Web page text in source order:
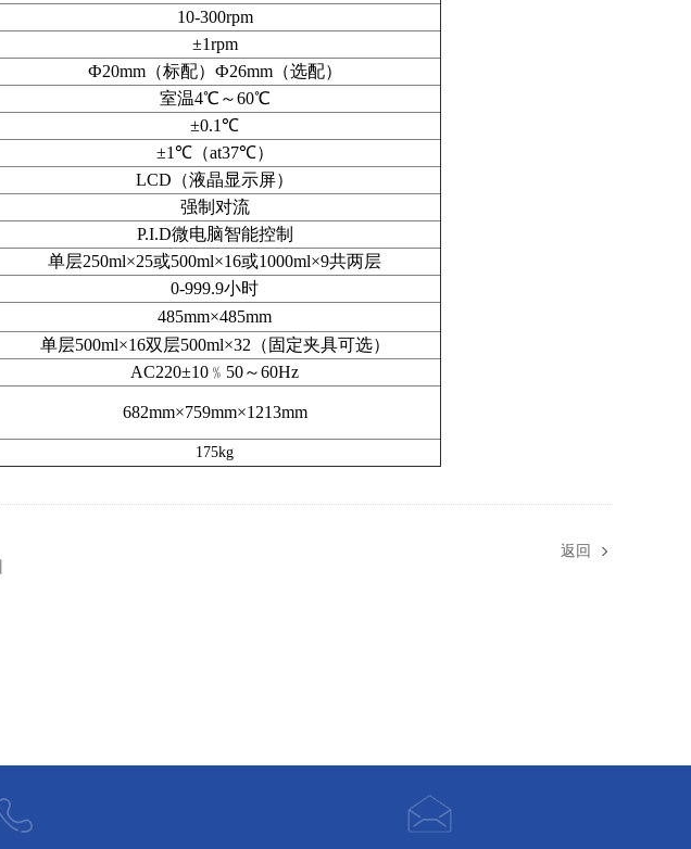
10-300rpm
±1rpm
Ф20mm（标配）Ф26mm（选配）
室温4℃～60℃
±0.1℃
±1℃（at37℃）
LCD（液晶显示屏）
强制对流
P.I.D微电脑智能控制
单层250ml×25或500ml×16或1000ml×9共两层
0-999.9小时
485mm×485mm
单层500ml×16双层500ml×32（固定夹具可选）
AC220±10﹪50～60Hz
682mm×759mm×1213mm
175kg
返回